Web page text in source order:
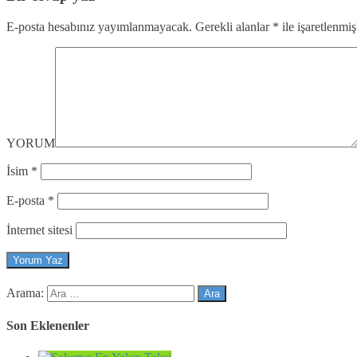
E-posta hesabınız yayımlanmayacak. Gerekli alanlar * ile
YORUM
İsim *
E-posta *
İnternet sitesi
Arama:
Son Eklenenler